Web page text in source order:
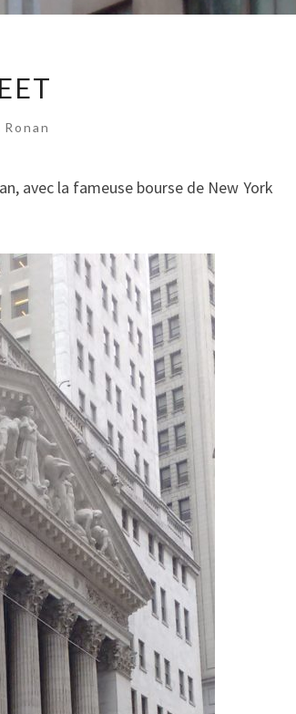
Ronan
avec la fameuse bourse de New York